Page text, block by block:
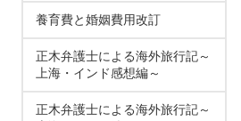
養育費と婚姻費用改訂
正木弁護士による海外旅行記～
上海・インド感想編～
正木弁護士による海外旅行記～